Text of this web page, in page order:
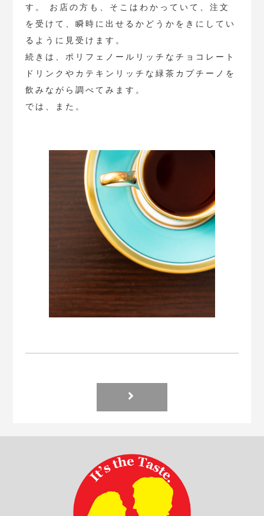
す。 お店の方も、そこはわかっていて、注文
を受けて、瞬時に出せるかどうかをきにしてい
るように見受けます。
続きは、ポリフェノールリッチなチョコレート
ドリンクやカテキンリッチな緑茶カプチーノを
飲みながら調べてみます。
では、また。